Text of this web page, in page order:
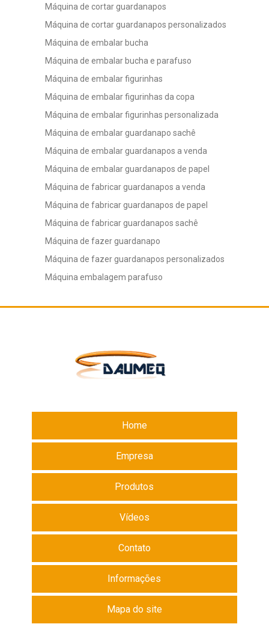
Máquina de cortar guardanapos
Máquina de cortar guardanapos personalizados
Máquina de embalar bucha
Máquina de embalar bucha e parafuso
Máquina de embalar figurinhas
Máquina de embalar figurinhas da copa
Máquina de embalar figurinhas personalizada
Máquina de embalar guardanapo sachê
Máquina de embalar guardanapos a venda
Máquina de embalar guardanapos de papel
Máquina de fabricar guardanapos a venda
Máquina de fabricar guardanapos de papel
Máquina de fabricar guardanapos sachê
Máquina de fazer guardanapo
Máquina de fazer guardanapos personalizados
Máquina embalagem parafuso
Home
Empresa
Produtos
Vídeos
Contato
Informações
Mapa do site